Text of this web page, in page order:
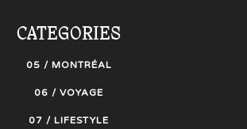
CATEGORIES
05 / MONTRÉAL
06 / VOYAGE
07 / LIFESTYLE